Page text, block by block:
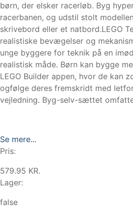
børn, der elsker racerløb. Byg
racerbanen, og udstil stolt
skrivebord eller et natbord.LEGO
realistiske bevægelser og
unge byggere for teknik på en
realistisk måde. Børn kan bygge
LEGO Builder appen, hvor de kan
ogfølge deres fremskridt med
vejledning. Byg-selv-sættet
Se mere...
Pris:
579.95 KR.
Lager:
false